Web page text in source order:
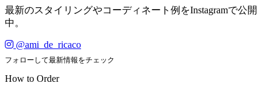
最新のスタイリングやコーディネート例をInstagramで公開
中。
@ami_de_ricaco
フォローして最新情報をチェック
How to Order